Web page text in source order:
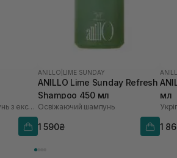
Зволожувальний шампунь з екстрактом зерна
ANILLO LIME SUNDAY
ANILLO Lime Sunday Refresh
Shampoo 450 мл
Освіжаючий шампунь
1 590₴
мл
1